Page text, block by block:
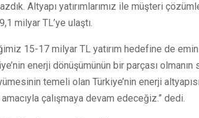
Altyapı yatırımlarımız ile müşteri
milyar TL’ye ulaştı.
15-17 milyar TL yatırım hedefine de
enerji dönüşümünün bir parçası
temeli olan Türkiye’nin enerji
çalışmaya devam edeceğiz.” dedi.